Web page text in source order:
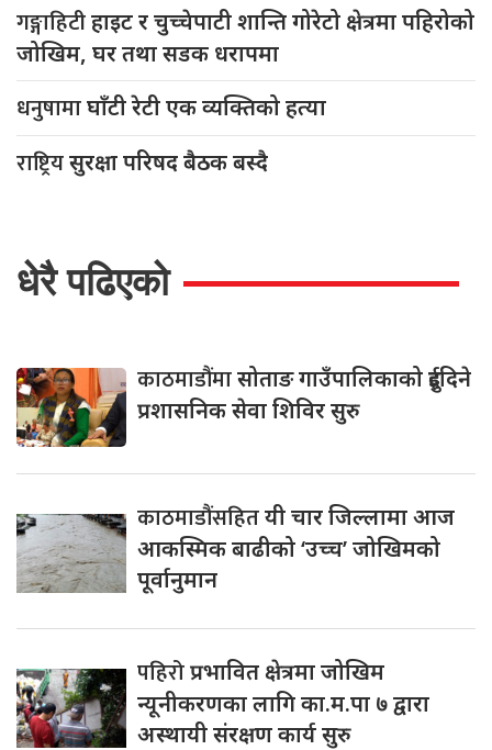
गङ्गाहिटीहाइट र चुच्चेपाटी शान्ति गोरेटो क्षेत्रमा पहिरोको
जोखिम, घर तथा सडक धरापमा
धनुषामाघाँटी रेटी एक व्यक्तिको हत्या
राष्ट्रियसुरक्षा परिषद बैठक बस्दै
धेरै पढिएको
काठमाडौंमासोताङ गाउँपालिकाको दुईदिने
प्रशासनिक सेवा शिविर सुरु
काठमाडौंसहितयी चार जिल्लामा आज
आकस्मिक बाढीको ‘उच्च’ जोखिमको
पूर्वानुमान
पहिरोप्रभावित क्षेत्रमा जोखिम
न्यूनीकरणका लागि का.म.पा ७ द्वारा
अस्थायी संरक्षण कार्य सुरु